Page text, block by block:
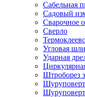
Сабельная
Садовый
Сварочное
Сверло
Угловая
Ударная
Штроборез